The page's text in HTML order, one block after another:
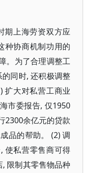
期上海劳资双方应
种协商机制功用的
。为了合理调整工
同时, 还积极调整
扩大对私营工商业
市委报告, 仅1950
2300余亿元的贷款
品的帮助。 (2) 调
使私营零售商可得
限制其零售物品种